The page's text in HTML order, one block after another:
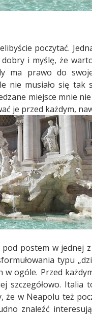
poczytać.
i myślę, że
ma prawo do
nie musiało się tak
miejsce mnie
je przed każdym,
postem w jednej
typu
w ogóle. Przed
Italia
że w Neapolu też
znaleźć